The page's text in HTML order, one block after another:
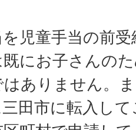
児童手当の前
にお子さんの
ありません。
田市に転入し